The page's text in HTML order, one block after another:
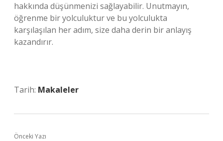
hakkında düşünmenizi sağlayabilir. Unutmayın,
öğrenme bir yolculuktur ve bu yolculukta
karşılaşılan her adım, size daha derin bir anlayış
kazandırır.
Tarih: Makaleler
Önceki Yazı